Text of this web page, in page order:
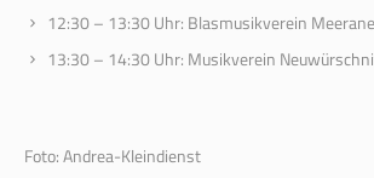
12:30 – 13:30 Uhr: Blasmusikverein
13:30 – 14:30 Uhr: Musikverein
Foto: Andrea-Kleindienst